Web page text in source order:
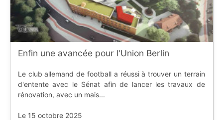
Enfin une avancée pour l'Union Berlin
Le club allemand de football a réussi à trouver un terrain
d'entente avec le Sénat afin de lancer les travaux de
rénovation, avec un mais...
Le 15 octobre 2025